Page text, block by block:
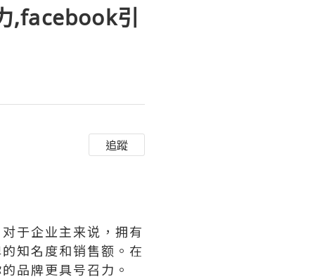
,facebook引
追蹤
于企业主来说，拥有
知名度和销售额。在
品牌更具号召力。